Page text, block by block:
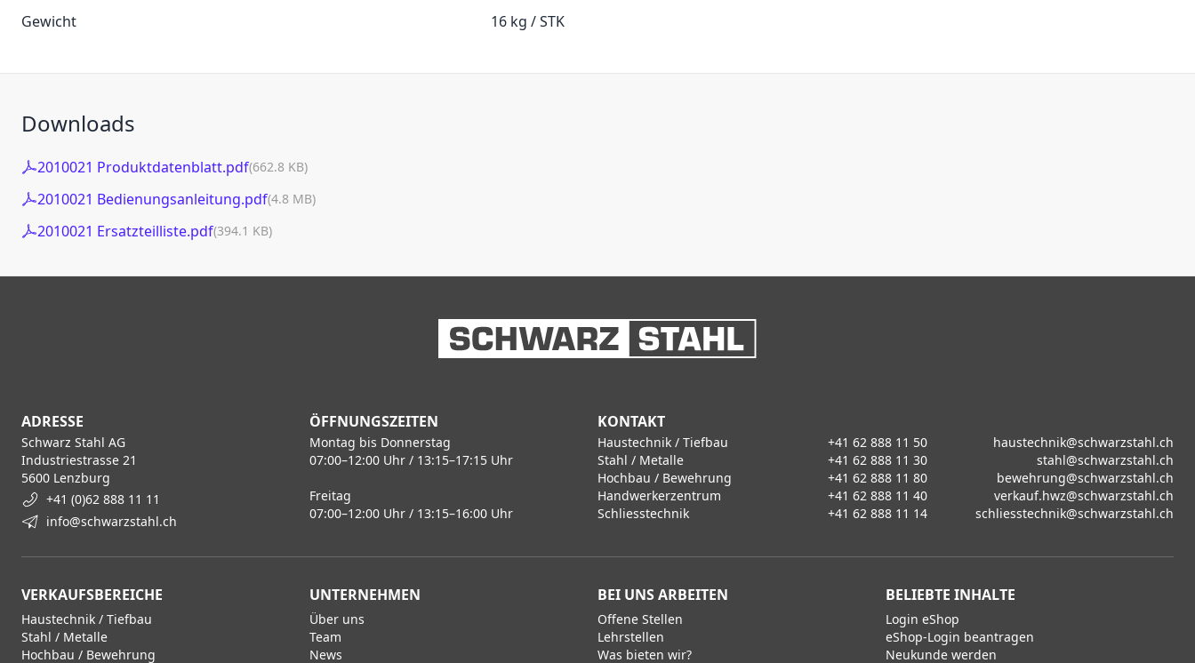
Gewicht 16 kg / STK
Downloads
2010021 Produktdatenblatt.pdf(662.8 KB)
2010021 Bedienungsanleitung.pdf(4.8 MB)
2010021 Ersatzteilliste.pdf(394.1 KB)
ADRESSE
Schwarz Stahl AG
Industriestrasse 21
5600 Lenzburg
+41 (0)62 888 11 11
info@schwarzstahl.ch
ÖFFNUNGSZEITEN
Montag bis Donnerstag
07:00–12:00 Uhr / 13:15–17:15 Uhr
Freitag
07:00–12:00 Uhr / 13:15–16:00 Uhr
KONTAKT
Haustechnik / Tiefbau +41 62 888 11 50
haustechnik@schwarzstahl.ch
Stahl / Metalle
+41 62 888 11 30
stahl@schwarzstahl.ch
Hochbau / Bewehrung
+41 62 888 11 80
bewehrung@schwarzstahl.ch
Handwerkerzentrum
+41 62 888 11 40
verkauf.hwz@schwarzstahl.ch
Schliesstechnik
+41 62 888 11 14 schliesstechnik@schwarzstahl.ch
VERKAUFSBEREICHE
Haustechnik / Tiefbau
Stahl / Metalle
Hochbau / Bewehrung
UNTERNEHMEN
Über uns
Team
News
BEI UNS ARBEITEN
Offene Stellen
Lehrstellen
Was bieten wir?
BELIEBTE INHALTE
Login eShop
eShop-Login beantragen
Neukunde werden